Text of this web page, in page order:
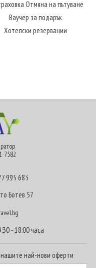
Отмяна на пътуване
Ваучер за подарък
Хотелски резервации
7582
995 683
Ботев 57
- 18:00 часа
най-нови оферти